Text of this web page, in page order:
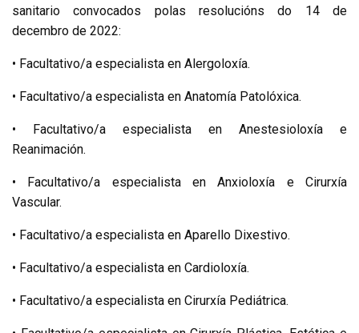
sanitario convocados polas resolucións do 14 de
decembro de 2022:
• Facultativo/a especialista en Alergoloxía.
• Facultativo/a especialista en Anatomía Patolóxica.
• Facultativo/a especialista en Anestesioloxía e
Reanimación.
• Facultativo/a especialista en Anxioloxía e Cirurxía
Vascular.
• Facultativo/a especialista en Aparello Dixestivo.
• Facultativo/a especialista en Cardioloxía.
• Facultativo/a especialista en Cirurxía Pediátrica.